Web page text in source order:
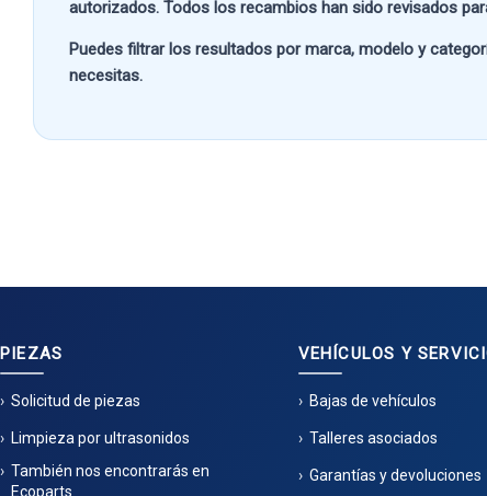
autorizados. Todos los recambios han sido revisados
Puedes filtrar los resultados pormarca, modelo y
necesitas.
PIEZAS
Solicitud de piezas
Limpieza por ultrasonidos
También nos encontrarás en
Ecoparts
VEHÍCULOS Y
Bajas de vehículos
Talleres asociados
Garantías y devoluciones